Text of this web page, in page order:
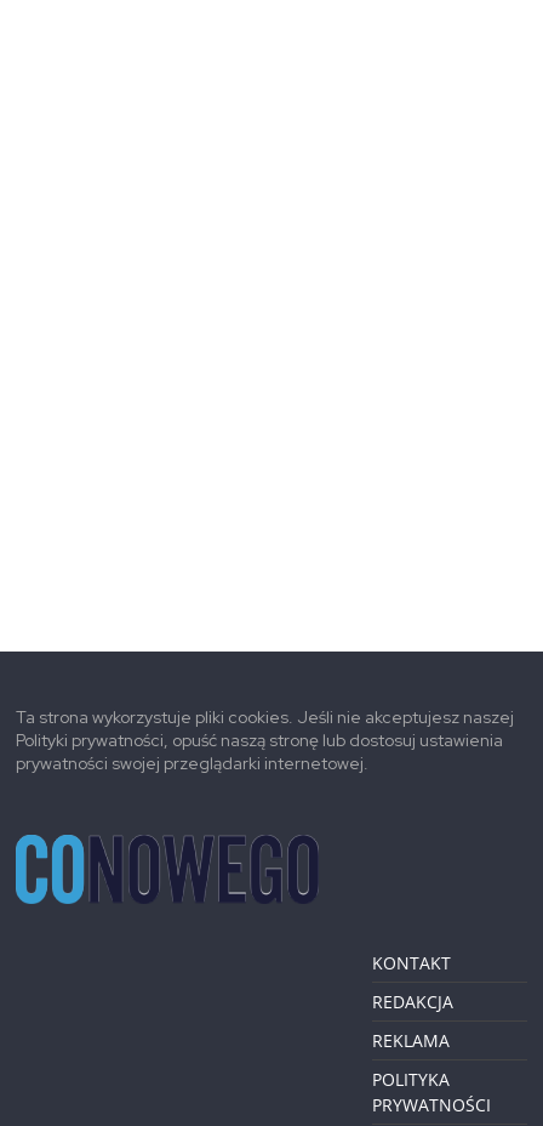
Ta strona wykorzystuje pliki cookies. Jeśli nie akceptujesz naszej
Polityki prywatności, opuść naszą stronę lub dostosuj ustawienia
prywatności swojej przeglądarki internetowej.
KONTAKT
REDAKCJA
REKLAMA
POLITYKA
PRYWATNOŚCI